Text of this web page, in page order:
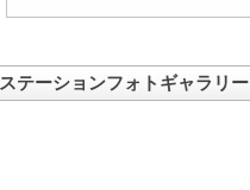
ステーションフォトギャラリー